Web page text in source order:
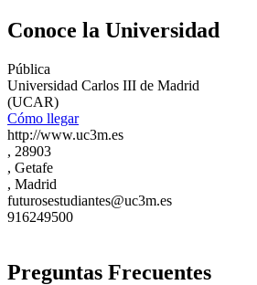
Conoce la Universidad
Pública
Universidad Carlos III de Madrid
(UCAR)
Cómo llegar
http://www.uc3m.es
, 28903
, Getafe
, Madrid
futurosestudiantes@uc3m.es
916249500
Preguntas Frecuentes